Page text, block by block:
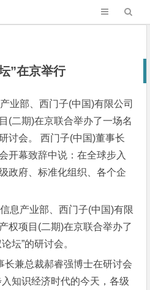
”在京举行
业部、西门子(中国)有限公司
(二期)在京联合举办了一场名
讨会。 西门子(中国)董事长
开幕致辞中说：在全球步入
政府、标准化组织、各个企
产业部、西门子(中国)有限
权项目(二期)在京联合举办了
坛”的研讨会。
兼总裁郝睿强博士在研讨会
知识经济时代的今天，各级